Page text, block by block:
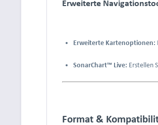
Erweiterte
Erweiterte Kartenoptionen:
SonarChart™ Live: Erstellen
Format &